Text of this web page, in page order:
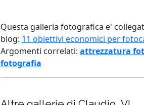
Questa galleria fotografica e'
blog: 11 obiettivi economici per
Argomenti correlati: attrezzatura
fotografia